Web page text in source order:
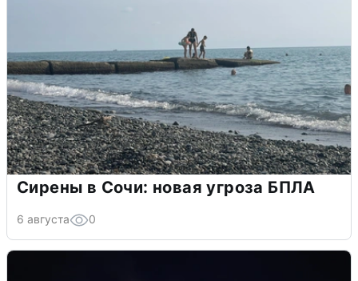
Сирены в Сочи: новая угроза БПЛА
6 августа 0